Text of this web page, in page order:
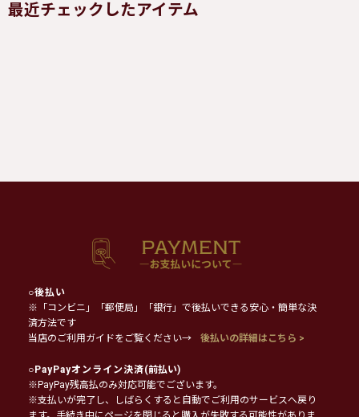
最近チェックしたアイテム
○後払い
※「コンビニ」「郵便局」「銀行」で後払いできる安心・簡単な決
済方法です
当店のご利用ガイドをご覧ください→
後払いの詳細はこちら >
○PayPayオンライン決済(前払い)
※PayPay残高払のみ対応可能でございます。
※支払いが完了し、しばらくすると自動でご利用のサービスへ戻り